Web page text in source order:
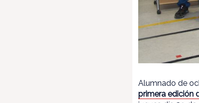
Alumnado de
primera edición